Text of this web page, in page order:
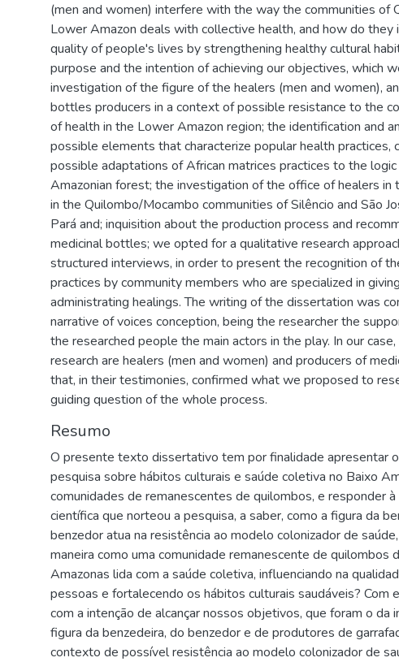
(men and women) interfere with the way the communities of
Lower Amazon deals with collective health, and how do they
quality of people's lives by strengthening healthy cultural
purpose and the intention of achieving our objectives, which
investigation of the figure of the healers (men and women),
bottles producers in a context of possible resistance to the
of health in the Lower Amazon region; the identification and
possible elements that characterize popular health practices,
possible adaptations of African matrices practices to the
Amazonian forest; the investigation of the office of healers in
in the Quilombo/Mocambo communities of Silêncio and São
Pará and; inquisition about the production process and
medicinal bottles; we opted for a qualitative research
structured interviews, in order to present the recognition of
practices by community members who are specialized in
administrating healings. The writing of the dissertation was
narrative of voices conception, being the researcher the
the researched people the main actors in the play. In our
research are healers (men and women) and producers of
that, in their testimonies, confirmed what we proposed to
guiding question of the whole process.
Resumo
O presente texto dissertativo tem por finalidade apresentar
pesquisa sobre hábitos culturais e saúde coletiva no Baixo
comunidades de remanescentes de quilombos, e responder
científica que norteou a pesquisa, a saber, como a figura da
benzedor atua na resistência ao modelo colonizador de
maneira como uma comunidade remanescente de quilombos
Amazonas lida com a saúde coletiva, influenciando na
pessoas e fortalecendo os hábitos culturais saudáveis? Com
com a intenção de alcançar nossos objetivos, que foram o da
figura da benzedeira, do benzedor e de produtores de
contexto de possível resistência ao modelo colonizador de